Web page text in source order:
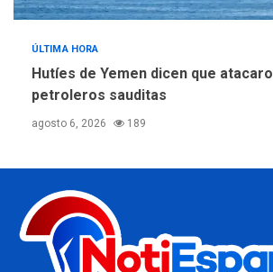
ÚLTIMA HORA
Hutíes de Yemen dicen que
petroleros sauditas
agosto 6, 2026 189